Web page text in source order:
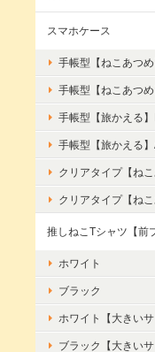
スマホケース
手帳型【ねこあつ
手帳型【ねこあつ
手帳型【旅かえる
手帳型【旅かえる
クリアタイプ【ね
クリアタイプ【ね
推しねこTシャツ【前
ホワイト
ブラック
ホワイト【大きいサ
ブラック【大きいサ